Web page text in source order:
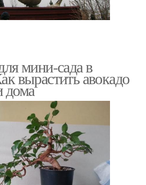
мини-сада в
вырастить авокадо
дома